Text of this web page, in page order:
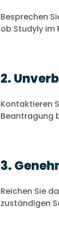
Besprechen
ob Studyly im
2.
Kontaktieren
Beantragung
3.
Reichen Sie
zuständigen